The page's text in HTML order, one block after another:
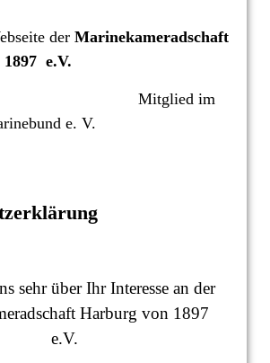
der Marinekameradschaft
e.V.
im
e. V.
sehr über Ihr Interesse an der
Harburg von 1897
e.V.